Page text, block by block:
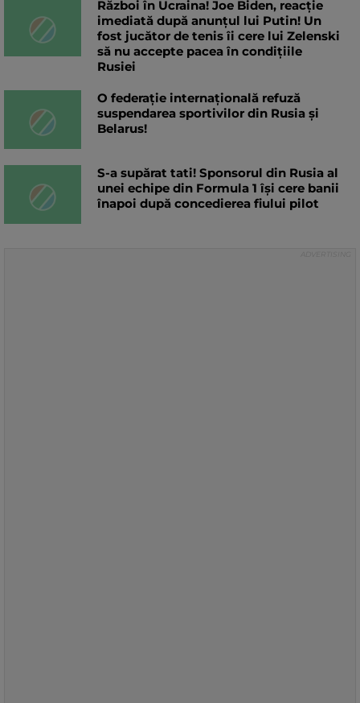
Război în Ucraina! Joe Biden, reacție
imediată după anunțul lui Putin! Un
fost jucător de tenis îi cere lui Zelenski
să nu accepte pacea în condițiile
Rusiei
O federație internațională refuză
suspendarea sportivilor din Rusia și
Belarus!
S-a supărat tati! Sponsorul din Rusia al
unei echipe din Formula 1 își cere banii
înapoi după concedierea fiului pilot